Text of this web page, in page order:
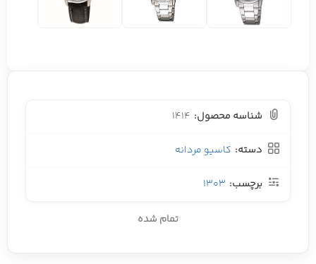
شناسه محصول: 1414
دسته: کاسیو مردانه
برچسب: 1303
تمام شده